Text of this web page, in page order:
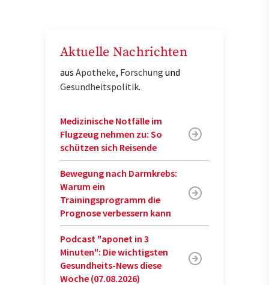
Aktuelle Nachrichten
aus Apotheke, Forschung und
Gesundheitspolitik.
Medizinische Notfälle im
Flugzeug nehmen zu: So
schützen sich Reisende
Bewegung nach Darmkrebs:
Warum ein
Trainingsprogramm die
Prognose verbessern kann
Podcast "aponet in 3
Minuten": Die wichtigsten
Gesundheits-News diese
Woche (07.08.2026)